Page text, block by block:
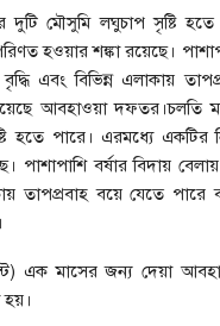
দুটি মৌসুমি লঘুচাপ সৃষ্টি
হওয়ার শঙ্কা রয়েছে।
বৃদ্ধি এবং বিভিন্ন এলাকায়
আবহাওয়া দফতর।চলতি
হতে পারে। এরমধ্যে একটির
পাশাপাশি বর্ষার বিদায় বেলায়
তাপপ্রবাহ বয়ে যেতে পারে
এক মাসের জন্য দেয়া